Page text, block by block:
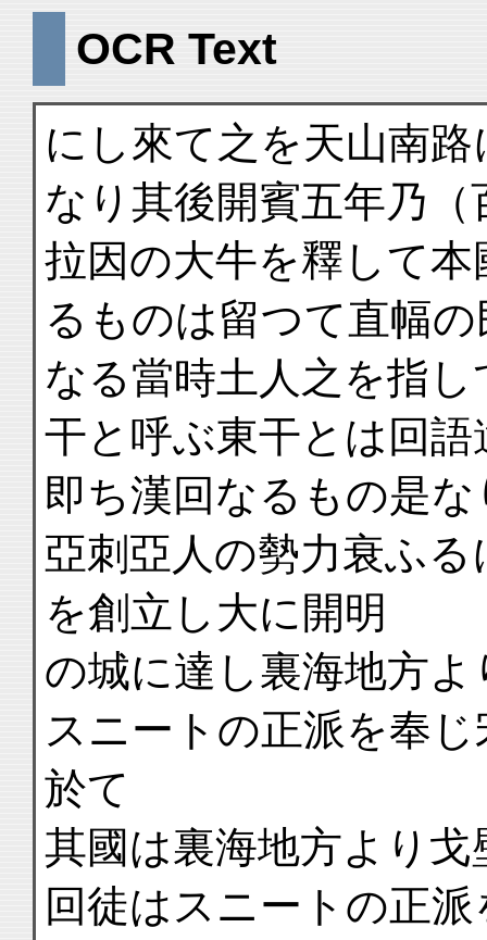
OCR Text
にし來て之を天山南
なり其後開賓五年乃（
拉因の大牛を釋して
るものは留つて直幅の
なる當時土人之を指
干と呼ぶ東干とは回
即ち漢回なるもの是な
亞刺亞人の勢力衰ふ
を創立し大に開明
の城に達し裏海地方
スニートの正派を奉
於て
其國は裏海地方より
回徒はスニートの正